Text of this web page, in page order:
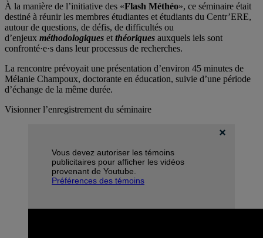
À la manière de l’initiative des «Flash Méthéo», ce séminaire était
destiné à réunir les membres étudiantes et étudiants du Centr’ERE,
autour de questions, de défis, de difficultés ou
d’enjeux méthodologiques et théoriques auxquels iels sont
confronté·e·s dans leur processus de recherches.
La rencontre prévoyait une présentation d’environ 45 minutes de
Mélanie Champoux, doctorante en éducation, suivie d’une période
d’échange de la même durée.
Visionner l’enregistrement du séminaire
Vous devez autoriser les témoins
publicitaires pour afficher les vidéos
provenant de Youtube.
Préférences des témoins